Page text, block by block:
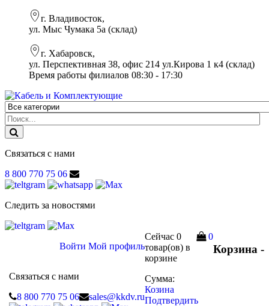
г. Владивосток,
ул. Мыс Чумака 5а (склад)
г. Хабаровск,
ул. Перспективная 38, офис 214 ул.Кирова 1 к4 (склад)
Время работы филиалов 08:30 - 17:30
Связаться с нами
8 800 770 75 06
Следить за новостями
Корзина -
0
Сейчас 0
товар(ов) в
корзине
Сумма:
Козина
Подтвердить
Войти Мой профиль
Связаться с нами
8 800 770 75 06
sales@kkdv.ru